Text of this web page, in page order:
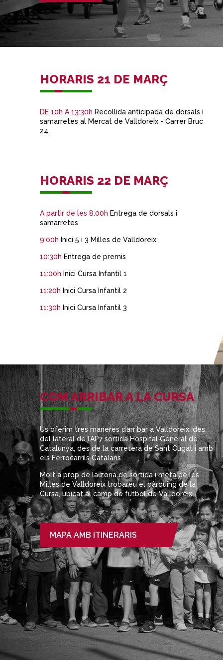
HORARIS 21 DE MARÇ
DE 10h A 13:30h Recollida anticipada de dorsals i
samarretes al Mercat de Valldoreix - Carrer Bruc
24.
HORARIS 22 DE MARÇ
A partir de les 8:00h Entrega de dorsals i
samarretes
9:00h Inici 5 i 3 Milles de Valldoreix
10:30h Entrega de premis
11:00h Inici Cursa Infantil 1
11:20h Inici Cursa Infantil 2
11:30h Inici Cursa Infantil 3
COM ARRIBAR A LA CURSA
Us oferim tres maneres d’arribar a Valldoreix: des
del lateral de l’AP7 sortida Hospital General de
Catalunya, des de la carretera de Sant Cugat i amb
els Ferrocarrils Catalans.
Molt a prop de la zona de sortida i meta de les
Milles de Valldoreix trobareu el pàrquing de la
Cursa, ubicat al camp de futbol de Valldoreix.
MAPA AMB ITINERARIS